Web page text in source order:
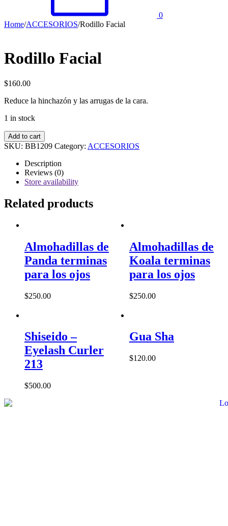
0
Home/ACCESORIOS/Rodillo Facial
Rodillo Facial
$160.00
Reduce la hinchazón y las arrugas de la cara.
1 in stock
Rodillo
Facial
Add to cart
SKU: BB1209 Category: ACCESORIOS
Description
Reviews (0)
Store availability
Related products
Almohadillas de
Panda terminas
para los ojos
$250.00
Almohadillas de
Koala terminas
para los ojos
$250.00
Shiseido –
Eyelash Curler
213
$500.00
Gua Sha
$120.00